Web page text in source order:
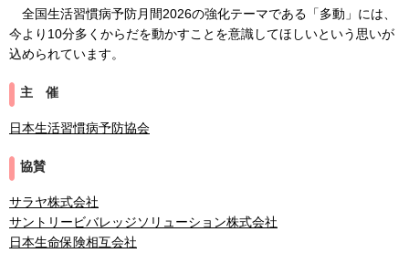
全国生活習慣病予防月間2026の強化テーマである「多動」には、
今より10分多くからだを動かすことを意識してほしいという思いが
込められています。
主 催
日本生活習慣病予防協会
協賛
サラヤ株式会社
サントリービバレッジソリューション株式会社
日本生命保険相互会社